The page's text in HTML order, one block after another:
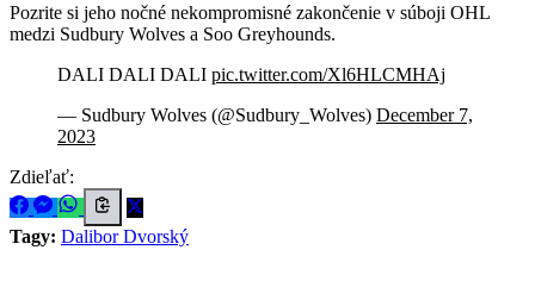
Pozrite si jeho nočné nekompromisné zakončenie v súboji OHL
medzi Sudbury Wolves a Soo Greyhounds.
DALI DALI DALI pic.twitter.com/Xl6HLCMHAj
— Sudbury Wolves (@Sudbury_Wolves) December 7,
2023
Zdieľať:
Tagy: Dalibor Dvorský